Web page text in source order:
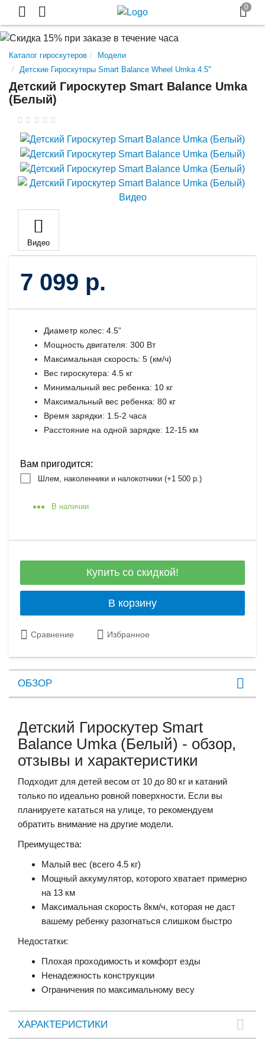
Каталог гироскутеров
Модели
Детские Гироскутеры Smart Balance Wheel Umka 4.5"
Детский Гироскутер Smart Balance Umka
(Белый)
Видео
7 099 р.
Диаметр колес: 4.5”
Мощность двигателя: 300 Вт
Максимальная скорость: 5 (км/ч)
Вес гироскутера: 4.5 кг
Минимальный вес ребенка: 10 кг
Максимальный вес ребенка: 80 кг
Время зарядки: 1.5-2 часа
Расстояние на одной зарядке: 12-15 км
Вам пригодится:
Шлем, наколенники и налокотники (+1 500 р.)
В наличии
Купить со скидкой!
В корзину
Сравнение Избранное
ОБЗОР
Детский Гироскутер Smart
Balance Umka (Белый) - обзор,
отзывы и характеристики
Подходит для детей весом от 10 до 80 кг и катаний
только по идеально ровной поверхности. Если вы
планируете кататься на улице, то рекомендуем
обратить внимание на другие модели.
Преимущества:
Малый вес (всего 4.5 кг)
Мощный аккумулятор, которого хватает примерно
на 13 км
Максимальная скорость 8км/ч, которая не даст
вашему ребенку разогнаться слишком быстро
Недостатки:
Плохая проходимость и комфорт езды
Ненадежность конструкции
Ограничения по максимальному весу
ХАРАКТЕРИСТИКИ